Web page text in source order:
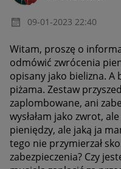
‎09-01-2023 22:40
Witam, proszę o
odmówić zwrócenia
opisany jako bielizna. A
piżama. Zestaw
zaplombowane, ani
wysłałam jako zwrot,
pieniędzy, ale jaką ja
tego nie przymierzał
zabezpieczenia? Czy